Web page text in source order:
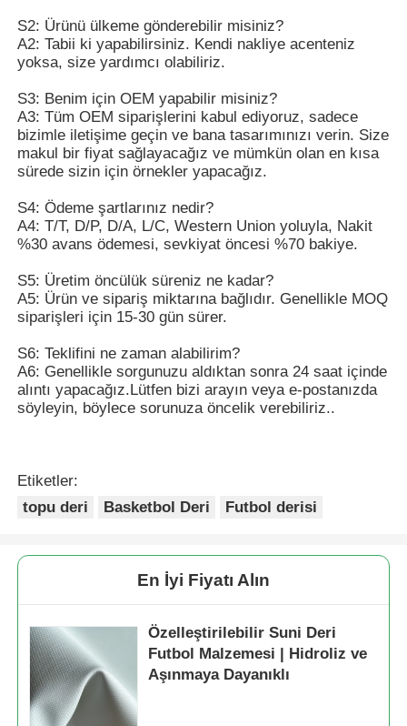
S2: Ürünü ülkeme gönderebilir misiniz?
A2: Tabii ki yapabilirsiniz. Kendi nakliye acenteniz
yoksa, size yardımcı olabiliriz.
S3: Benim için OEM yapabilir misiniz?
A3: Tüm OEM siparişlerini kabul ediyoruz, sadece
bizimle iletişime geçin ve bana tasarımınızı verin. Size
makul bir fiyat sağlayacağız ve mümkün olan en kısa
sürede sizin için örnekler yapacağız.
S4: Ödeme şartlarınız nedir?
A4: T/T, D/P, D/A, L/C, Western Union yoluyla, Nakit
%30 avans ödemesi, sevkiyat öncesi %70 bakiye.
S5: Üretim öncülük süreniz ne kadar?
A5: Ürün ve sipariş miktarına bağlıdır. Genellikle MOQ
siparişleri için 15-30 gün sürer.
S6: Teklifini ne zaman alabilirim?
A6: Genellikle sorgunuzu aldıktan sonra 24 saat içinde
alıntı yapacağız.Lütfen bizi arayın veya e-postanızda
söyleyin, böylece sorunuza öncelik verebiliriz..
Etiketler:
topu deri
Basketbol Deri Futbol derisi
En İyi Fiyatı Alın
Özelleştirilebilir Suni Deri
Futbol Malzemesi | Hidroliz ve
Aşınmaya Dayanıklı